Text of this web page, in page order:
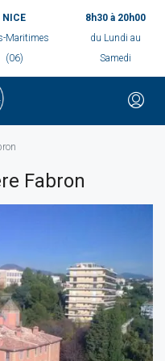
NICE
Maritimes
(06)
8h30 à 20h00
du Lundi au
Samedi
Fabron